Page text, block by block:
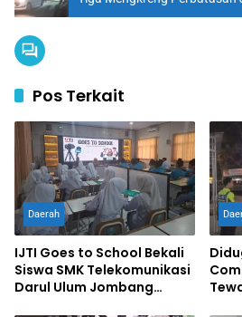
Pos Terkait
Daerah
IJTI Goes to School Bekali
Siswa SMK Telekomunikasi
Darul Ulum Jombang